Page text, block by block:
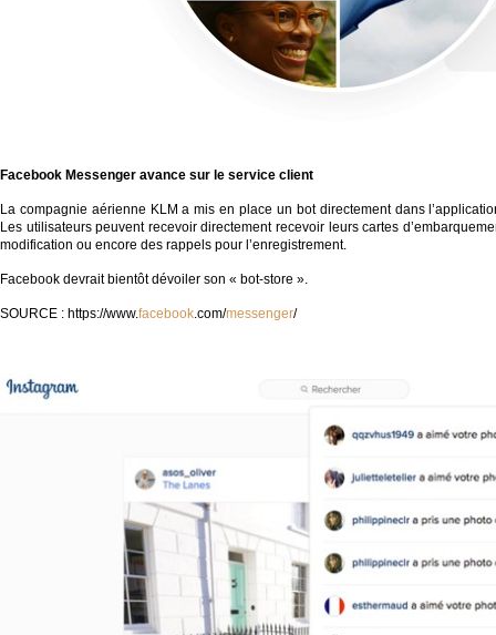
Facebook Messenger avance sur le service client
La compagnie aérienne KLM a mis en place un bot directement dans
Les utilisateurs peuvent recevoir directement recevoir leurs cartes
modification ou encore des rappels pour l’enregistrement.
Facebook devrait bientôt dévoiler son « bot-store ».
SOURCE : https://www.facebook.com/messenger/